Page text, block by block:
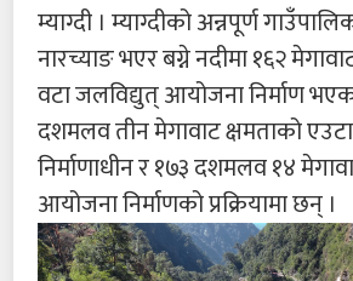
म्याग्दी । म्याग्दीको अन्नपूर्ण
नारच्याङ भएर बग्ने नदीमा १६२
वटा जलविद्युत् आयोजना निर्माण
दशमलव तीन मेगावाट क्षमताको
निर्माणाधीन र १७३ दशमलव १४
आयोजना निर्माणको प्रक्रियामा छन् ।